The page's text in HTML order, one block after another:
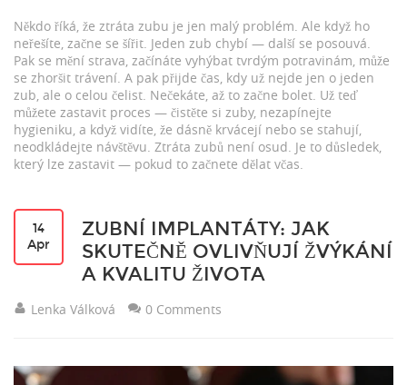
Někdo říká, že ztráta zubu je jen malý problém. Ale když ho
neřešíte, začne se šířit. Jeden zub chybí — další se posouvá.
Pak se mění strava, začínáte vyhýbat tvrdým potravinám, může
se zhoršit trávení. A pak přijde čas, kdy už nejde jen o jeden
zub, ale o celou čelist. Nečekáte, až to začne bolet. Už teď
můžete zastavit proces — čistěte si zuby, nezapínejte
hygieniku, a když vidíte, že dásně krvácejí nebo se stahují,
neodkládejte návštěvu. Ztráta zubů není osud. Je to důsledek,
který lze zastavit — pokud to začnete dělat včas.
14
Apr
ZUBNÍ IMPLANTÁTY: JAK
SKUTEČNĚ OVLIVŇUJÍ ŽVÝKÁNÍ
A KVALITU ŽIVOTA
Lenka Válková 0 Comments